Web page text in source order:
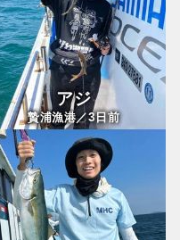
アジ
贄浦漁港／3日前